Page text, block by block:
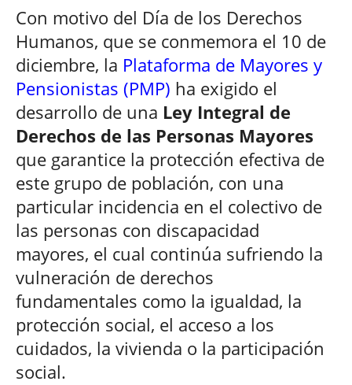
Con motivo del Día de los Derechos
Humanos, que se conmemora el 10 de
diciembre, la Plataforma de Mayores y
Pensionistas (PMP) ha exigido el
desarrollo de una Ley Integral de
Derechos de las Personas Mayores
que garantice la protección efectiva de
este grupo de población, con una
particular incidencia en el colectivo de
las personas con discapacidad
mayores, el cual continúa sufriendo la
vulneración de derechos
fundamentales como la igualdad, la
protección social, el acceso a los
cuidados, la vivienda o la participación
social.